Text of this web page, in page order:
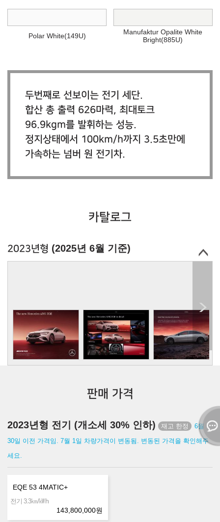
Polar White(149U)
Manufaktur Opalite White
Bright(885U)
두번째로 선보이는 전기 세단.
합산 총 출력 626마력, 최대토크
96.9kgm를 발휘하는 성능.
정지상태에서 100km/h까지 3.5초만에
가속하는 넘버 원 전기차.
카탈로그
2023년형 (2025년 6월 기준)
판매 가격
2023년형 전기 (개소세 30% 인하)
6월
30일 이전 가격임. 7월 1일 차량가격이 변동됨. 변동된 가격을 확인해주
세요.
EQE 53 4MATIC+
전기 3.3㎞/㎾h
143,800,000원